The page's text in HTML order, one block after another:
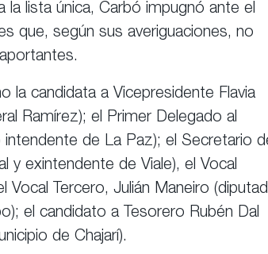
lista única, Carbó impugnó ante el
que, según sus averiguaciones, no
la candidata a Vicepresidente Flavia
Ramírez); el Primer Delegado al
de La Paz); el Secretario
y exintendente de Viale), el Vocal
Tercero, Julián Maneiro
el candidato a Tesorero Rubén Dal
de Chajarí).